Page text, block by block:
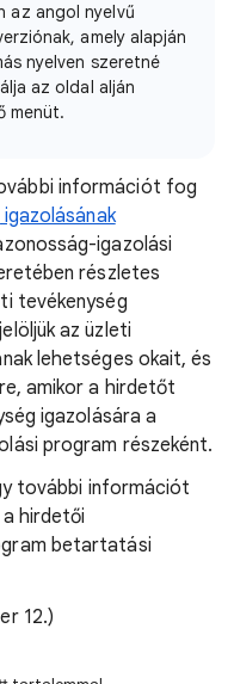
az angol nyelvű
amely alapján
nyelven szeretné
az oldal alján
menüt.
információt fog
igazolási
részletes
tevékenység
az üzleti
lehetséges okait, és
amikor a hirdetőt
igazolására a
program részeként.
további információt
hirdetői
betartatási
12.)